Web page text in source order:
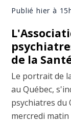
Publié hier à
de la
Le portrait de
au Québec,
psychiatres du
mercredi